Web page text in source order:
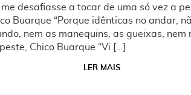
desafiasse a tocar de uma só vez a
Buarque “Porque idênticas no andar,
nem as manequins, as gueixas, nem
Chico Buarque “Vi […]
LER MAIS